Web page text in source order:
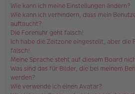
Wie kann ich meine Einstellungen ändern?
Wie kann ich verhindern, dass mein
auftaucht?
Die Forenuhr geht falsch!
Ich habe die Zeitzone eingestellt, aber die
falsch!
Meine Sprache steht auf diesem Board
Was sind das für Bilder, die bei meinem
werden?
Wie verwende ich einen Avatar?